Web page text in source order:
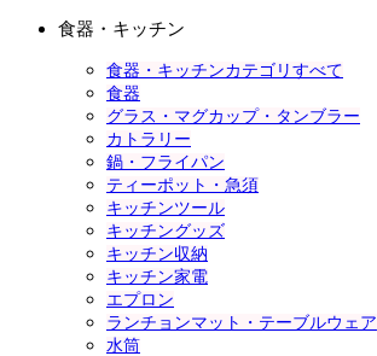
食器・キッチン
食器・キッチンカテゴリすべて
食器
グラス・マグカップ・タンブラー
カトラリー
鍋・フライパン
ティーポット・急須
キッチンツール
キッチングッズ
キッチン収納
キッチン家電
エプロン
ランチョンマット・テーブルウェア
水筒